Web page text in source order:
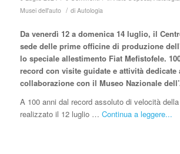
Musei dell'auto / di Autologia
Da venerdì 12 a domenica 14 luglio, il
sede delle prime officine di produzione
lo speciale allestimento Fiat Mefistofele.
record con visite guidate e attività
collaborazione con il Museo Nazionale
A 100 anni dal record assoluto di velocità
realizzato il 12 luglio … Continua a leggere...